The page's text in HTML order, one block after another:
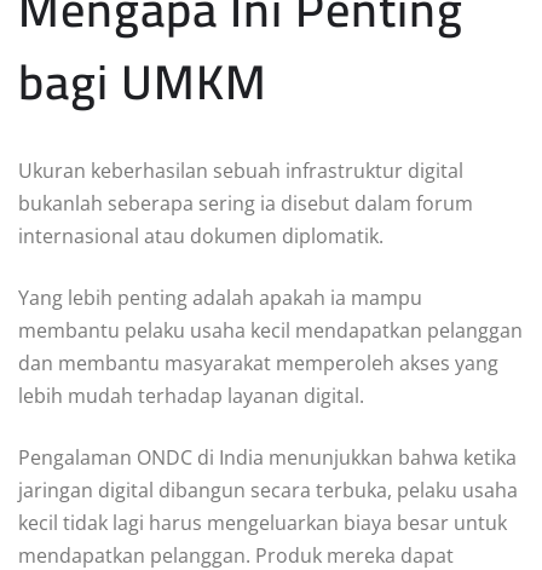
bagi UMKM
Ukuran keberhasilan sebuah infrastruktur digital
bukanlah seberapa sering ia disebut dalam forum
internasional atau dokumen diplomatik.
Yang lebih penting adalah apakah ia mampu
membantu pelaku usaha kecil mendapatkan pelanggan
dan membantu masyarakat memperoleh akses yang
lebih mudah terhadap layanan digital.
Pengalaman ONDC di India menunjukkan bahwa ketika
jaringan digital dibangun secara terbuka, pelaku usaha
kecil tidak lagi harus mengeluarkan biaya besar untuk
mendapatkan pelanggan. Produk mereka dapat